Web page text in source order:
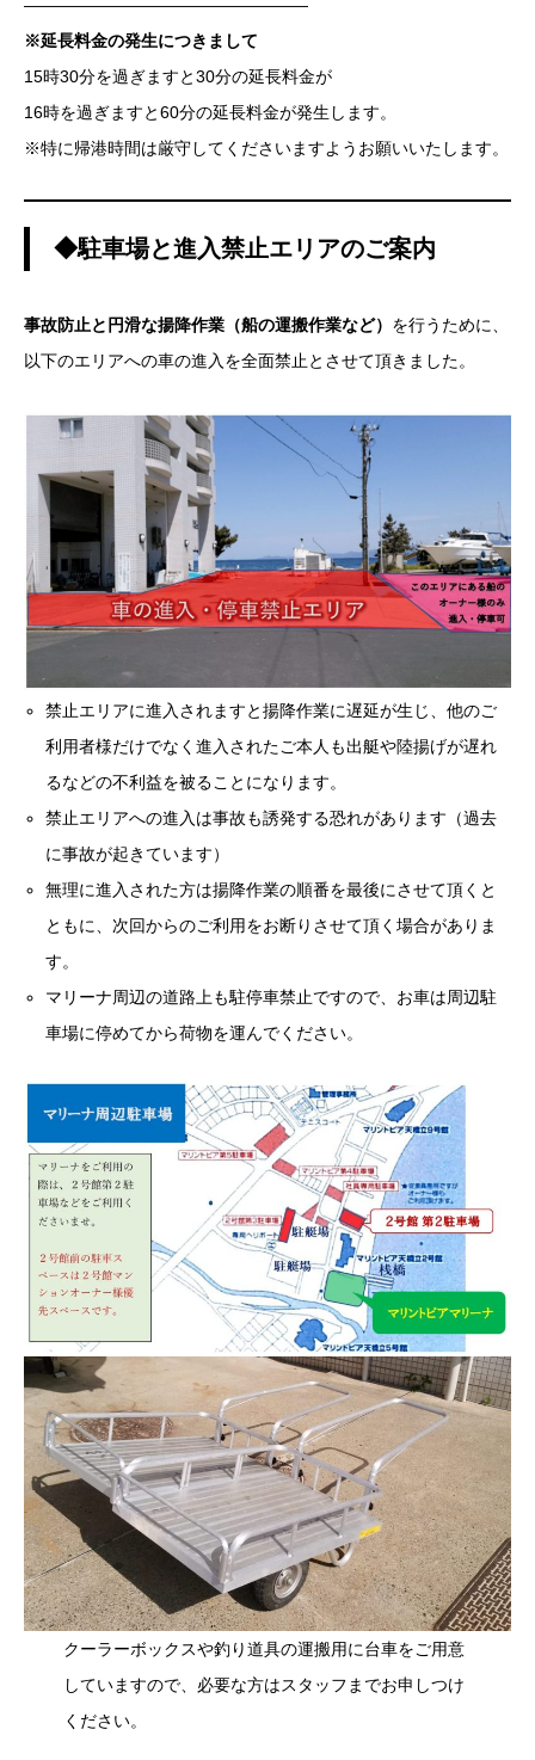
—————————————————
※延長料金の発生につきまして
15時30分を過ぎますと30分の延長料金が
16時を過ぎますと60分の延長料金が発生します。
※特に帰港時間は厳守してくださいますようお願いいたします。
◆駐車場と進入禁止エリアのご案内
事故防止と円滑な揚降作業（船の運搬作業など） を行うために、
以下のエリアへの車の進入を全面禁止とさせて頂きました。
禁止エリアに進入されますと揚降作業に遅延が生じ、他のご
利用者様だけでなく進入されたご本人も出艇や陸揚げが遅れ
るなどの不利益を被ることになります。
禁止エリアへの進入は事故も誘発する恐れがあります（過去
に事故が起きています）
無理に進入された方は揚降作業の順番を最後にさせて頂くと
ともに、次回からのご利用をお断りさせて頂く場合がありま
す。
マリーナ周辺の道路上も駐停車禁止ですので、お車は周辺駐
車場に停めてから荷物を運んでください。
クーラーボックスや釣り道具の運搬用に台車をご用意
していますので、必要な方はスタッフまでお申しつけ
ください。